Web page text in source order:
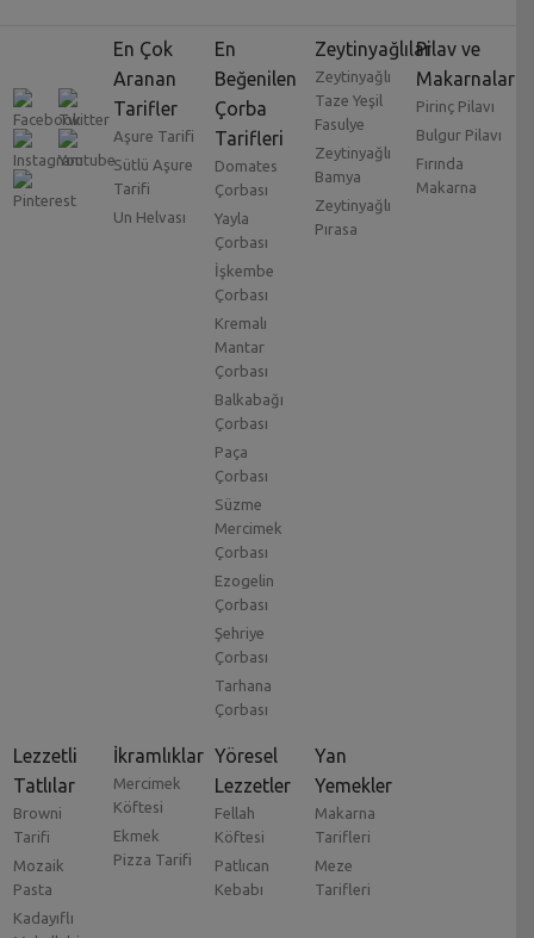
En Çok
Aranan
Tarifler
Aşure Tarifi
Sütlü Aşure
Tarifi
Un Helvası
En
Beğenilen
Çorba
Tarifleri
Domates
Çorbası
Yayla
Çorbası
İşkembe
Çorbası
Kremalı
Mantar
Çorbası
Balkabağı
Çorbası
Paça
Çorbası
Süzme
Mercimek
Çorbası
Ezogelin
Çorbası
Şehriye
Çorbası
Tarhana
Çorbası
Zeytinyağlılar
Zeytinyağlı
Taze Yeşil
Fasulye
Zeytinyağlı
Bamya
Zeytinyağlı
Pırasa
Pilav ve
Makarnalar
Pirinç Pilavı
Bulgur Pilavı
Fırında
Makarna
Lezzetli
Tatlılar
Browni
Tarifi
Mozaik
Pasta
Kadayıflı
İkramlıklar
Mercimek
Köftesi
Ekmek
Pizza Tarifi
Yöresel
Lezzetler
Fellah
Köftesi
Patlıcan
Kebabı
Yan
Yemekler
Makarna
Tarifleri
Meze
Tarifleri